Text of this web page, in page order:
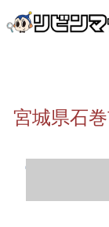
宮城県石
宮城県石巻